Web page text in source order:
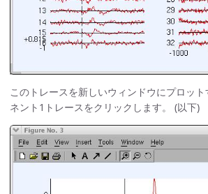
このトレースを新しいウィンドウにプロッ
ネント1トレースをクリックします。 (以下)